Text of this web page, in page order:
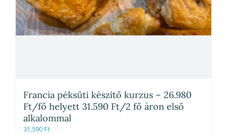
Francia péksüti készítő kurzus – 26.980
Ft/fő helyett 31.590 Ft/2 fő áron első
alkalommal
31,590 Ft